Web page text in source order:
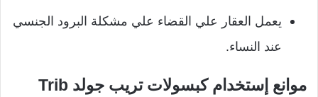
يعمل العقار علي القضاء علي مشكلة البرود الجنسي
عند النساء.
موانع إستخدام كبسولات تريب جولد Trib